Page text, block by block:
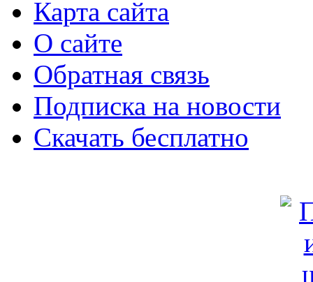
Карта сайта
О сайте
Обратная связь
Подписка на новости
Скачать бесплатно